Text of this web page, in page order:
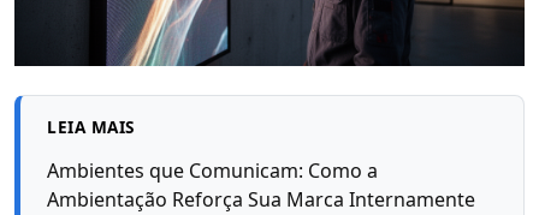
LEIA MAIS
Ambientes que Comunicam: Como a
Ambientação Reforça Sua Marca Internamente